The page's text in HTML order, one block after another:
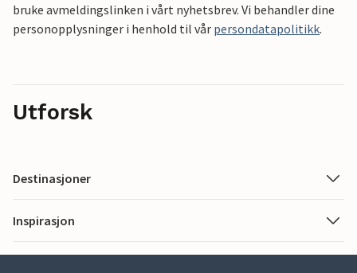
bruke avmeldingslinken i vårt nyhetsbrev. Vi behandler dine
personopplysninger i henhold til vår persondatapolitikk.
Utforsk
Destinasjoner
Inspirasjon